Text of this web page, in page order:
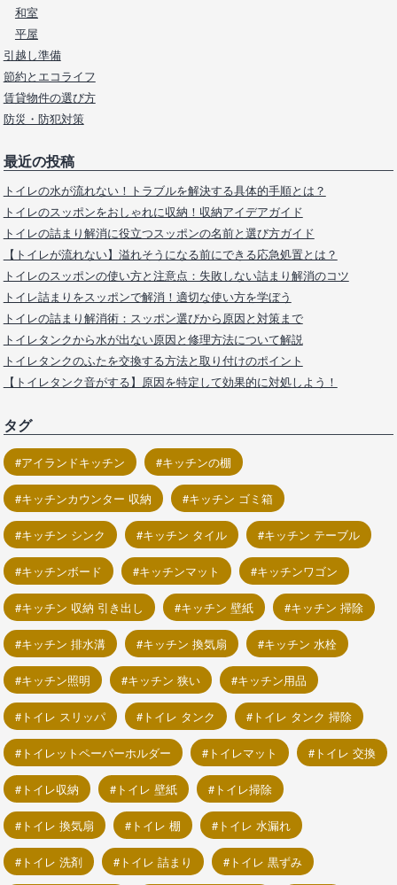
和室
平屋
引越し準備
節約とエコライフ
賃貸物件の選び方
防災・防犯対策
最近の投稿
トイレの水が流れない！トラブルを解決する具体的手順とは？
トイレのスッポンをおしゃれに収納！収納アイデアガイド
トイレの詰まり解消に役立つスッポンの名前と選び方ガイド
【トイレが流れない】溢れそうになる前にできる応急処置とは？
トイレのスッポンの使い方と注意点：失敗しない詰まり解消のコツ
トイレ詰まりをスッポンで解消！適切な使い方を学ぼう
トイレの詰まり解消術：スッポン選びから原因と対策まで
トイレタンクから水が出ない原因と修理方法について解説
トイレタンクのふたを交換する方法と取り付けのポイント
【トイレタンク音がする】原因を特定して効果的に対処しよう！
タグ
アイランドキッチン キッチンの棚
キッチンカウンター 収納 キッチン ゴミ箱
キッチン シンク キッチン タイル キッチン テーブル
キッチンボード キッチンマット キッチンワゴン
キッチン 収納 引き出し キッチン 壁紙 キッチン 掃除
キッチン 排水溝 キッチン 換気扇 キッチン 水栓
キッチン照明 キッチン 狭い キッチン用品
トイレ スリッパ トイレ タンク トイレ タンク 掃除
トイレットペーパーホルダー トイレマット トイレ 交換
トイレ収納 トイレ 壁紙 トイレ掃除
トイレ 換気扇 トイレ 棚 トイレ 水漏れ
トイレ 洗剤 トイレ 詰まり トイレ 黒ずみ